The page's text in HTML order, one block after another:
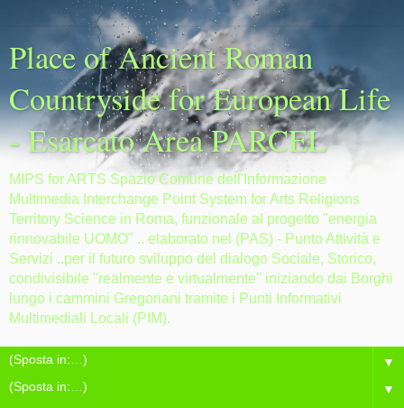
Place of Ancient Roman
Countryside for European Life
- Esarcato Area PARCEL
MIPS for ARTS Spazio Comune dell'Informazione
Multimedia Interchange Point System for Arts Religions
Territory Science in Roma, funzionale al progetto "energia
rinnovabile UOMO" .. elaborato nel (PAS) - Punto Attività e
Servizi ..per il futuro sviluppo del dialogo Sociale, Storico,
condivisibile "realmente e virtualmente" iniziando dai Borghi
lungo i cammini Gregoriani tramite i Punti Informativi
Multimediali Locali (PIM).
▼
▼